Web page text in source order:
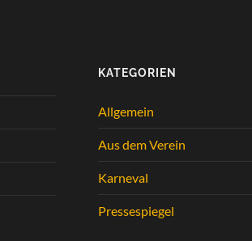
KATEGORIEN
Allgemein
Aus dem Verein
Karneval
Pressespiegel